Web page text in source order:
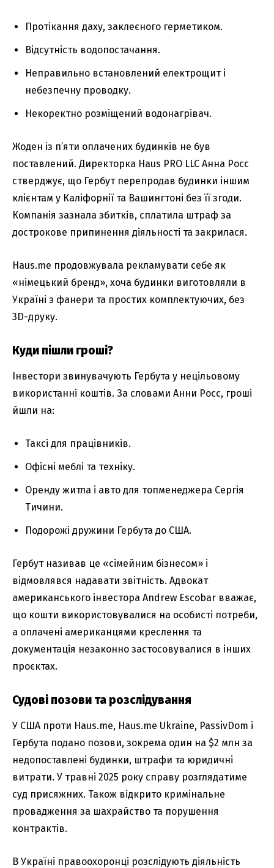
Протікання даху, заклеєного герметиком.
Відсутність водопостачання.
Неправильно встановлений електрощит і
небезпечну проводку.
Некоректно розміщений водонагрівач.
Жоден із п’яти оплачених будинків не був
поставлений. Директорка Haus PRO LLC Анна Росс
стверджує, що Гербут перепродав будинки іншим
клієнтам у Каліфорнії та Вашингтоні без її згоди.
Компанія зазнала збитків, сплатила штраф за
дострокове припинення діяльності та закрилася.
Haus.me продовжувала рекламувати себе як
«німецький бренд», хоча будинки виготовляли в
Україні з фанери та простих комплектуючих, без
3D-друку.
Куди пішли гроші?
Інвестори звинувачують Гербута у нецільовому
використанні коштів. За словами Анни Росс, гроші
йшли на:
Таксі для працівників.
Офісні меблі та техніку.
Оренду житла і авто для топменеджера Сергія
Тичини.
Подорожі дружини Гербута до США.
Гербут називав це «сімейним бізнесом» і
відмовлявся надавати звітність. Адвокат
американського інвестора Andrew Escobar вважає,
що кошти використовувалися на особисті потреби,
а оплачені американцями креслення та
документація незаконно застосовувалися в інших
проєктах.
Судові позови та розслідування
У США проти Haus.me, Haus.me Ukraine, PassivDom і
Гербута подано позови, зокрема один на $2 млн за
недопоставлені будинки, штрафи та юридичні
витрати. У травні 2025 року справу розглядатиме
суд присяжних. Також відкрито кримінальне
провадження за шахрайство та порушення
контрактів.
В Україні правоохоронці розслідують діяльність